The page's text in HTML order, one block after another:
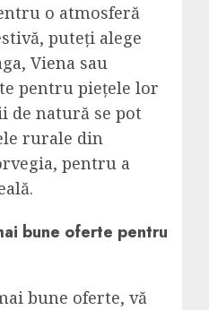
o atmosferă
puteți alege
Viena sau
pentru piețele lor
de natură se pot
rurale din
pentru a
bune oferte pentru
bune oferte, vă